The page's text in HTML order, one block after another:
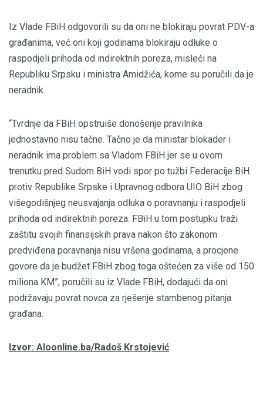
Iz Vlade FBiH odgovorili su da oni ne blokiraju povrat PDV-a
građanima, već oni koji godinama blokiraju odluke o
raspodjeli prihoda od indirektnih poreza, misleći na
Republiku Srpsku i ministra Amidžića, kome su poručili da je
neradnik.
“Tvrdnje da FBiH opstruiše donošenje pravilnika
jednostavno nisu tačne. Tačno je da ministar blokader i
neradnik ima problem sa Vladom FBiH jer se u ovom
trenutku pred Sudom BiH vodi spor po tužbi Federacije BiH
protiv Republike Srpske i Upravnog odbora UIO BiH zbog
višegodišnjeg neusvajanja odluka o poravnanju i raspodjeli
prihoda od indirektnih poreza. FBiH u tom postupku traži
zaštitu svojih finansijskih prava nakon što zakonom
predviđena poravnanja nisu vršena godinama, a procjene
govore da je budžet FBiH zbog toga oštećen za više od 150
miliona KM”, poručili su iz Vlade FBiH, dodajući da oni
podržavaju povrat novca za rješenje stambenog pitanja
građana.
Izvor: Aloonline.ba/Radoš Krstojević